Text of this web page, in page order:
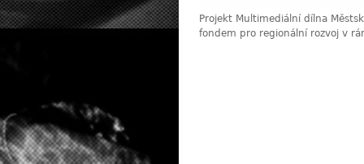
Projekt Multimediální dílna
fondem pro regionální rozvoj v